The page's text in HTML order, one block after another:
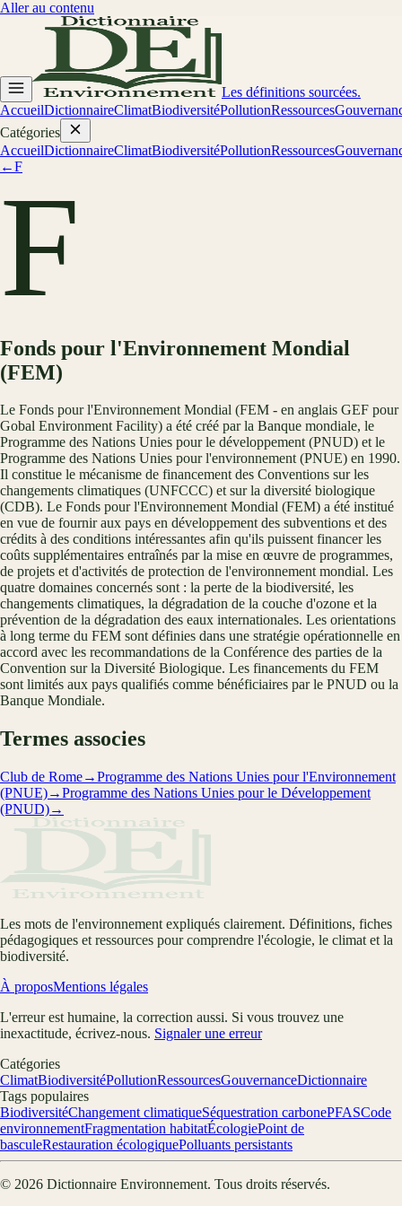
Aller au contenu
Les définitions sourcées.
AccueilDictionnaireClimatBiodiversitéPollutionRessources
Catégories
AccueilDictionnaireClimatBiodiversitéPollutionRessources
←F
F
Fonds pour l'Environnement Mondial
(FEM)
Le Fonds pour l'Environnement Mondial (FEM - en anglais GEF pour
Gobal Environment Facility) a été créé par la Banque mondiale, le
Programme des Nations Unies pour le développement (PNUD) et le
Programme des Nations Unies pour l'environnement (PNUE) en 1990.
Il constitue le mécanisme de financement des Conventions sur les
changements climatiques (UNFCCC) et sur la diversité biologique
(CDB). Le Fonds pour l'Environnement Mondial (FEM) a été institué
en vue de fournir aux pays en développement des subventions et des
crédits à des conditions intéressantes afin qu'ils puissent financer les
coûts supplémentaires entraînés par la mise en œuvre de programmes,
de projets et d'activités de protection de l'environnement mondial. Les
quatre domaines concernés sont : la perte de la biodiversité, les
changements climatiques, la dégradation de la couche d'ozone et la
prévention de la dégradation des eaux internationales. Les orientations
à long terme du FEM sont définies dans une stratégie opérationnelle en
accord avec les recommandations de la Conférence des parties de la
Convention sur la Diversité Biologique. Les financements du FEM
sont limités aux pays qualifiés comme bénéficiaires par le PNUD ou la
Banque Mondiale.
Termes associes
Club de Rome→Programme des Nations Unies pour l'Environnement
(PNUE)→Programme des Nations Unies pour le Développement
(PNUD)→
Les mots de l'environnement expliqués clairement. Définitions, fiches
pédagogiques et ressources pour comprendre l'écologie, le climat et la
biodiversité.
À proposMentions légales
L'erreur est humaine, la correction aussi. Si vous trouvez une
inexactitude, écrivez-nous. Signaler une erreur
Catégories
ClimatBiodiversitéPollutionRessourcesGouvernanceDictionnaire
Tags populaires
BiodiversitéChangement climatiqueSéquestration carbonePFASCode
environnementFragmentation habitatÉcologiePoint de
basculeRestauration écologiquePolluants persistants
© 2026 Dictionnaire Environnement. Tous droits réservés.